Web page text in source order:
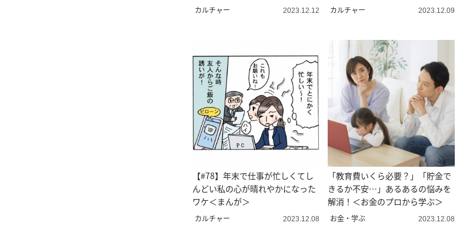
カルチャー 2023.12.12 カルチャー 2023.12.09
【#78】年末で仕事が忙しくてし
んどい私の心が晴れやかになった
ワケ＜まんが＞
カルチャー 2023.12.08
「教育費いくら必要？」「貯金で
きるか不安…」あるあるの悩みを
解消！＜お金のプロから学ぶ＞
お金・学ぶ 2023.12.08